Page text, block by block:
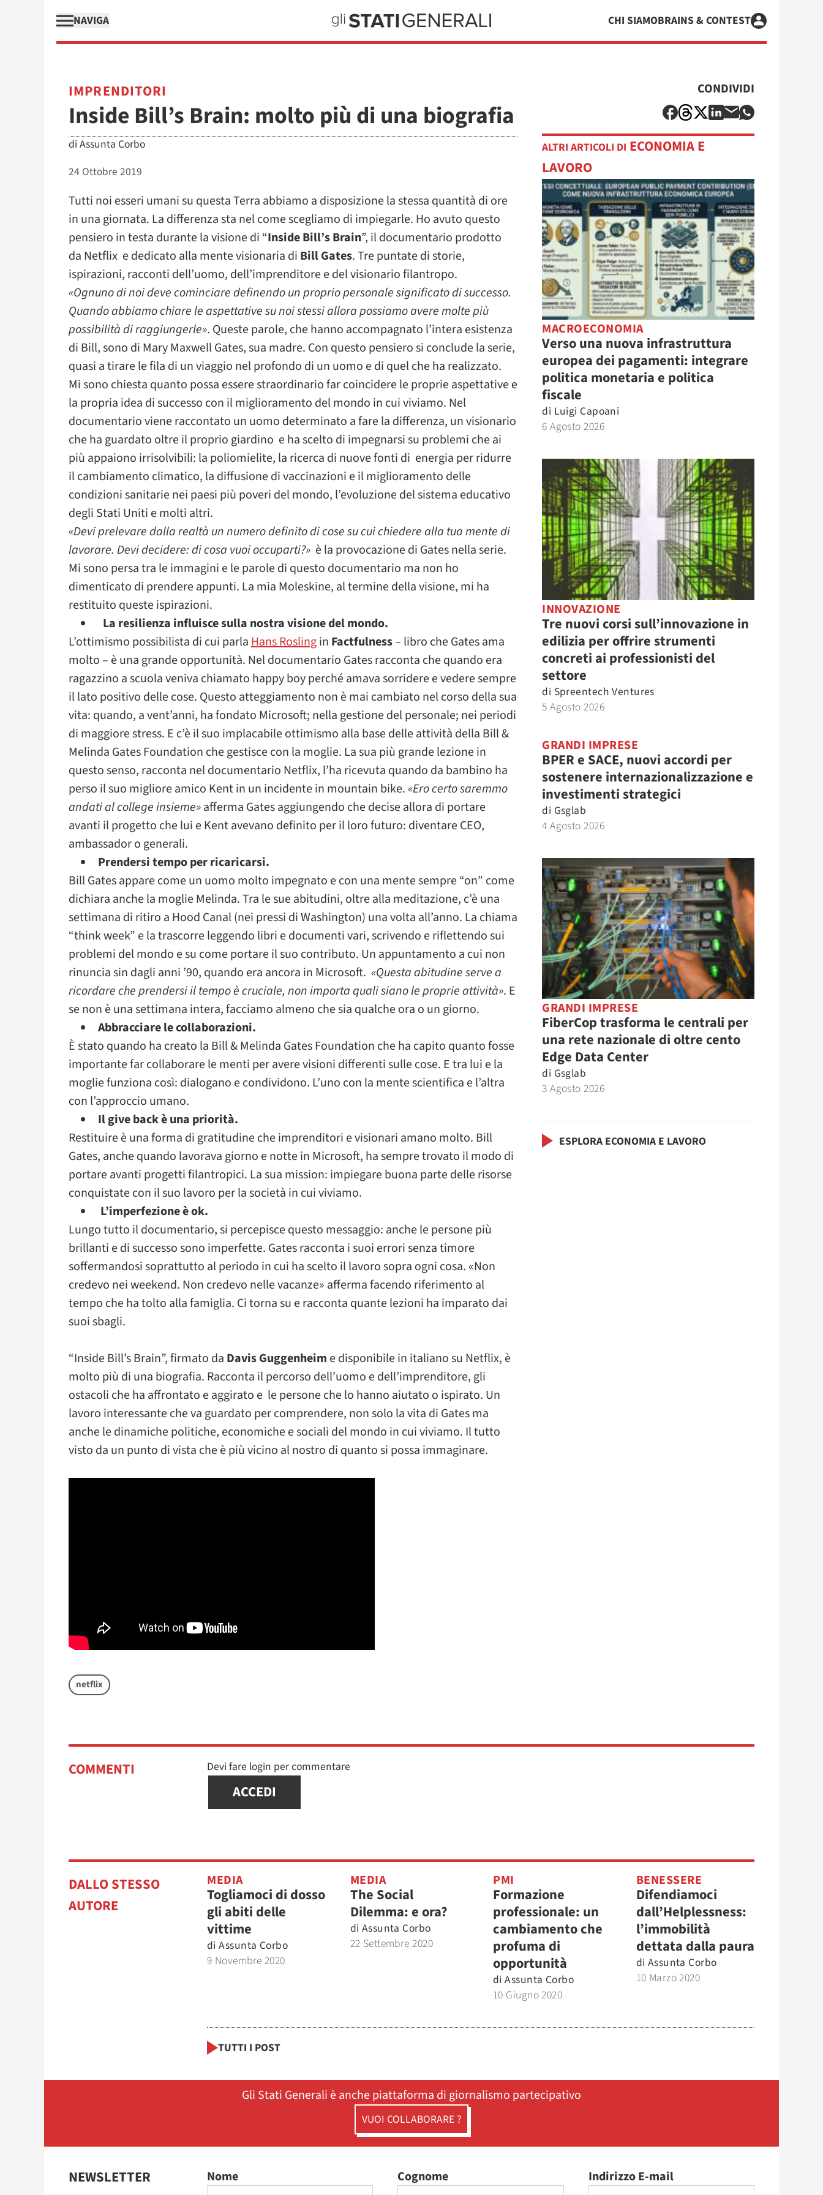
NAVIGA CHI SIAMOBRAINS & CONTEST
IMPRENDITORI
Inside Bill’s Brain: molto più di una biografia
di Assunta Corbo
24 Ottobre 2019
Tutti noi esseri umani su questa Terra abbiamo a disposizione la stessa quantità di ore
in una giornata. La differenza sta nel come scegliamo di impiegarle. Ho avuto questo
pensiero in testa durante la visione di “Inside Bill’s Brain”, il documentario prodotto
da Netflix e dedicato alla mente visionaria di Bill Gates. Tre puntate di storie,
ispirazioni, racconti dell’uomo, dell’imprenditore e del visionario filantropo.
«Ognuno di noi deve cominciare definendo un proprio personale significato di successo.
Quando abbiamo chiare le aspettative su noi stessi allora possiamo avere molte più
possibilità di raggiungerle». Queste parole, che hanno accompagnato l’intera esistenza
di Bill, sono di Mary Maxwell Gates, sua madre. Con questo pensiero si conclude la serie,
quasi a tirare le fila di un viaggio nel profondo di un uomo e di quel che ha realizzato.
Mi sono chiesta quanto possa essere straordinario far coincidere le proprie aspettative e
la propria idea di successo con il miglioramento del mondo in cui viviamo. Nel
documentario viene raccontato un uomo determinato a fare la differenza, un visionario
che ha guardato oltre il proprio giardino e ha scelto di impegnarsi su problemi che ai
più appaiono irrisolvibili: la poliomielite, la ricerca di nuove fonti di energia per ridurre
il cambiamento climatico, la diffusione di vaccinazioni e il miglioramento delle
condizioni sanitarie nei paesi più poveri del mondo, l’evoluzione del sistema educativo
degli Stati Uniti e molti altri.
«Devi prelevare dalla realtà un numero definito di cose su cui chiedere alla tua mente di
lavorare. Devi decidere: di cosa vuoi occuparti?» è la provocazione di Gates nella serie.
Mi sono persa tra le immagini e le parole di questo documentario ma non ho
dimenticato di prendere appunti. La mia Moleskine, al termine della visione, mi ha
restituito queste ispirazioni.
La resilienza influisce sulla nostra visione del mondo.
L’ottimismo possibilista di cui parlaHans Roslingin Factfulness– libro che Gates ama
molto – è una grande opportunità. Nel documentario Gates racconta che quando era
ragazzino a scuola veniva chiamato happy boy perché amava sorridere e vedere sempre
il lato positivo delle cose. Questo atteggiamento non è mai cambiato nel corso della sua
vita: quando, a vent’anni, ha fondato Microsoft; nella gestione del personale; nei periodi
di maggiore stress. E c’è il suo implacabile ottimismo alla base delle attività della Bill &
Melinda Gates Foundation che gestisce con la moglie. La sua più grande lezione in
questo senso, racconta nel documentario Netflix, l’ha ricevuta quando da bambino ha
perso il suo migliore amico Kent in un incidente in mountain bike. «Ero certo saremmo
andati al college insieme»afferma Gates aggiungendo che decise allora di portare
avanti il progetto che lui e Kent avevano definito per il loro futuro: diventare CEO,
ambassador o generali.
Prendersi tempo per ricaricarsi.
Bill Gates appare come un uomo molto impegnato e con una mente sempre “on” come
dichiara anche la moglie Melinda. Tra le sue abitudini, oltre alla meditazione, c’è una
settimana di ritiro a Hood Canal (nei pressi di Washington) una volta all’anno. La chiama
“think week” e la trascorre leggendo libri e documenti vari, scrivendo e riflettendo sui
problemi del mondo e su come portare il suo contributo. Un appuntamento a cui non
rinuncia sin dagli anni ’90, quando era ancora in Microsoft. «Questa abitudine serve a
ricordare che prendersi il tempo è cruciale, non importa quali siano le proprie attività». E
se non è una settimana intera, facciamo almeno che sia qualche ora o un giorno.
Abbracciare le collaborazioni.
È stato quando ha creato la Bill & Melinda Gates Foundation che ha capito quanto fosse
importante far collaborare le menti per avere visioni differenti sulle cose. E tra lui e la
moglie funziona così: dialogano e condividono. L’uno con la mente scientifica e l’altra
con l’approccio umano.
Il give back è una priorità.
Restituire è una forma di gratitudine che imprenditori e visionari amano molto. Bill
Gates, anche quando lavorava giorno e notte in Microsoft, ha sempre trovato il modo di
portare avanti progetti filantropici. La sua mission: impiegare buona parte delle risorse
conquistate con il suo lavoro per la società in cui viviamo.
L’imperfezione è ok.
Lungo tutto il documentario, si percepisce questo messaggio: anche le persone più
brillanti e di successo sono imperfette. Gates racconta i suoi errori senza timore
soffermandosi soprattutto al periodo in cui ha scelto il lavoro sopra ogni cosa. «Non
credevo nei weekend. Non credevo nelle vacanze» afferma facendo riferimento al
tempo che ha tolto alla famiglia. Ci torna su e racconta quante lezioni ha imparato dai
suoi sbagli.
“Inside Bill’s Brain”, firmato da Davis Guggenheim e disponibile in italiano su Netflix, è
molto più di una biografia. Racconta il percorso dell’uomo e dell’imprenditore, gli
ostacoli che ha affrontato e aggirato e le persone che lo hanno aiutato o ispirato. Un
lavoro interessante che va guardato per comprendere, non solo la vita di Gates ma
anche le dinamiche politiche, economiche e sociali del mondo in cui viviamo. Il tutto
visto da un punto di vista che è più vicino al nostro di quanto si possa immaginare.
netflix
CONDIVIDI
ALTRI ARTICOLI DI ECONOMIA E
LAVORO
MACROECONOMIA
Verso una nuova infrastruttura
europea dei pagamenti: integrare
politica monetaria e politica
fiscale
di Luigi Capoani
6 Agosto 2026
INNOVAZIONE
Tre nuovi corsi sull’innovazione in
edilizia per offrire strumenti
concreti ai professionisti del
settore
di Spreentech Ventures
5 Agosto 2026
GRANDI IMPRESE
BPER e SACE, nuovi accordi per
sostenere internazionalizzazione e
investimenti strategici
di Gsglab
4 Agosto 2026
GRANDI IMPRESE
FiberCop trasforma le centrali per
una rete nazionale di oltre cento
Edge Data Center
di Gsglab
3 Agosto 2026
ESPLORA ECONOMIA E LAVORO
COMMENTI Devi fare login per commentare
ACCEDI
DALLO STESSO
AUTORE
MEDIA
Togliamoci di dosso
gli abiti delle
vittime
di Assunta Corbo
9 Novembre 2020
MEDIA
The Social
Dilemma: e ora?
di Assunta Corbo
22 Settembre 2020
PMI
Formazione
professionale: un
cambiamento che
profuma di
opportunità
di Assunta Corbo
10 Giugno 2020
BENESSERE
Difendiamoci
dall’Helplessness:
l’immobilità
dettata dalla paura
di Assunta Corbo
10 Marzo 2020
TUTTI I POST
Gli Stati Generali è anche piattaforma di giornalismo partecipativo
VUOI COLLABORARE ?
NEWSLETTER Nome Cognome Indirizzo E-mail